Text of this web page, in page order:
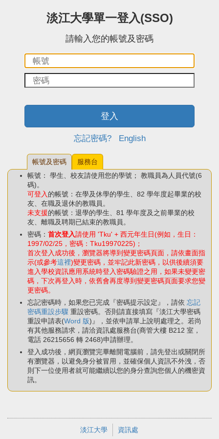
淡江大學單一登入(SSO)
請輸入您的帳號及密碼
碼：
登入
忘記密碼? English
帳號及密碼
服務台
帳號： 學生、校友請使用您的學號； 教職員為人員代號(6
碼)。
可登入 的帳號：在學及休學的學生、82 學年度起畢業的校
友、在職及退休的教職員。
未支援的帳號：退學的學生、81 學年度及之前畢業的校
友、離職及聘期已結束的教職員。
密碼： 首次登入請使用 'Tku' + 西元年生日(例如，生日：
1997/02/25，密碼：Tku19970225)；
首次登入成功後，瀏覽器將導到變更密碼頁面，請依畫面指
示(或參考這裡)變更密碼，並牢記此新密碼，以供後續須要
進入學校資訊應用系統時登入密碼驗證之用，如果未變更密
碼，下次再登入時，依舊會再度導到變更密碼頁面要求您變
更密碼。
忘記密碼時，如果您已完成『密碼提示設定』，請依 忘記
密碼重設步驟 重設密碼。否則請直接填寫『淡江大學密碼
重設申請表(Word 版)』，並依申請單上說明處理之。若尚
有其他服務請求，請洽資訊處服務台(商管大樓 B212 室，
電話 26215656 轉 2468)申請辦理。
登入成功後，網頁瀏覽完畢離開電腦前，請先登出或關閉所
有瀏覽器，以避免身分被冒用，並確保個人資訊不外洩，否
則下一位使用者就可能繼續以您的身分查詢您個人的機密資
訊。
淡江大學 資訊處